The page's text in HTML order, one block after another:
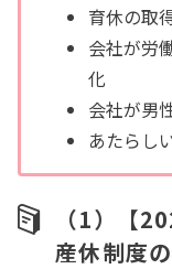
育休の取
会社が労
化
会社が男
あたらし
（1）【
産休制度